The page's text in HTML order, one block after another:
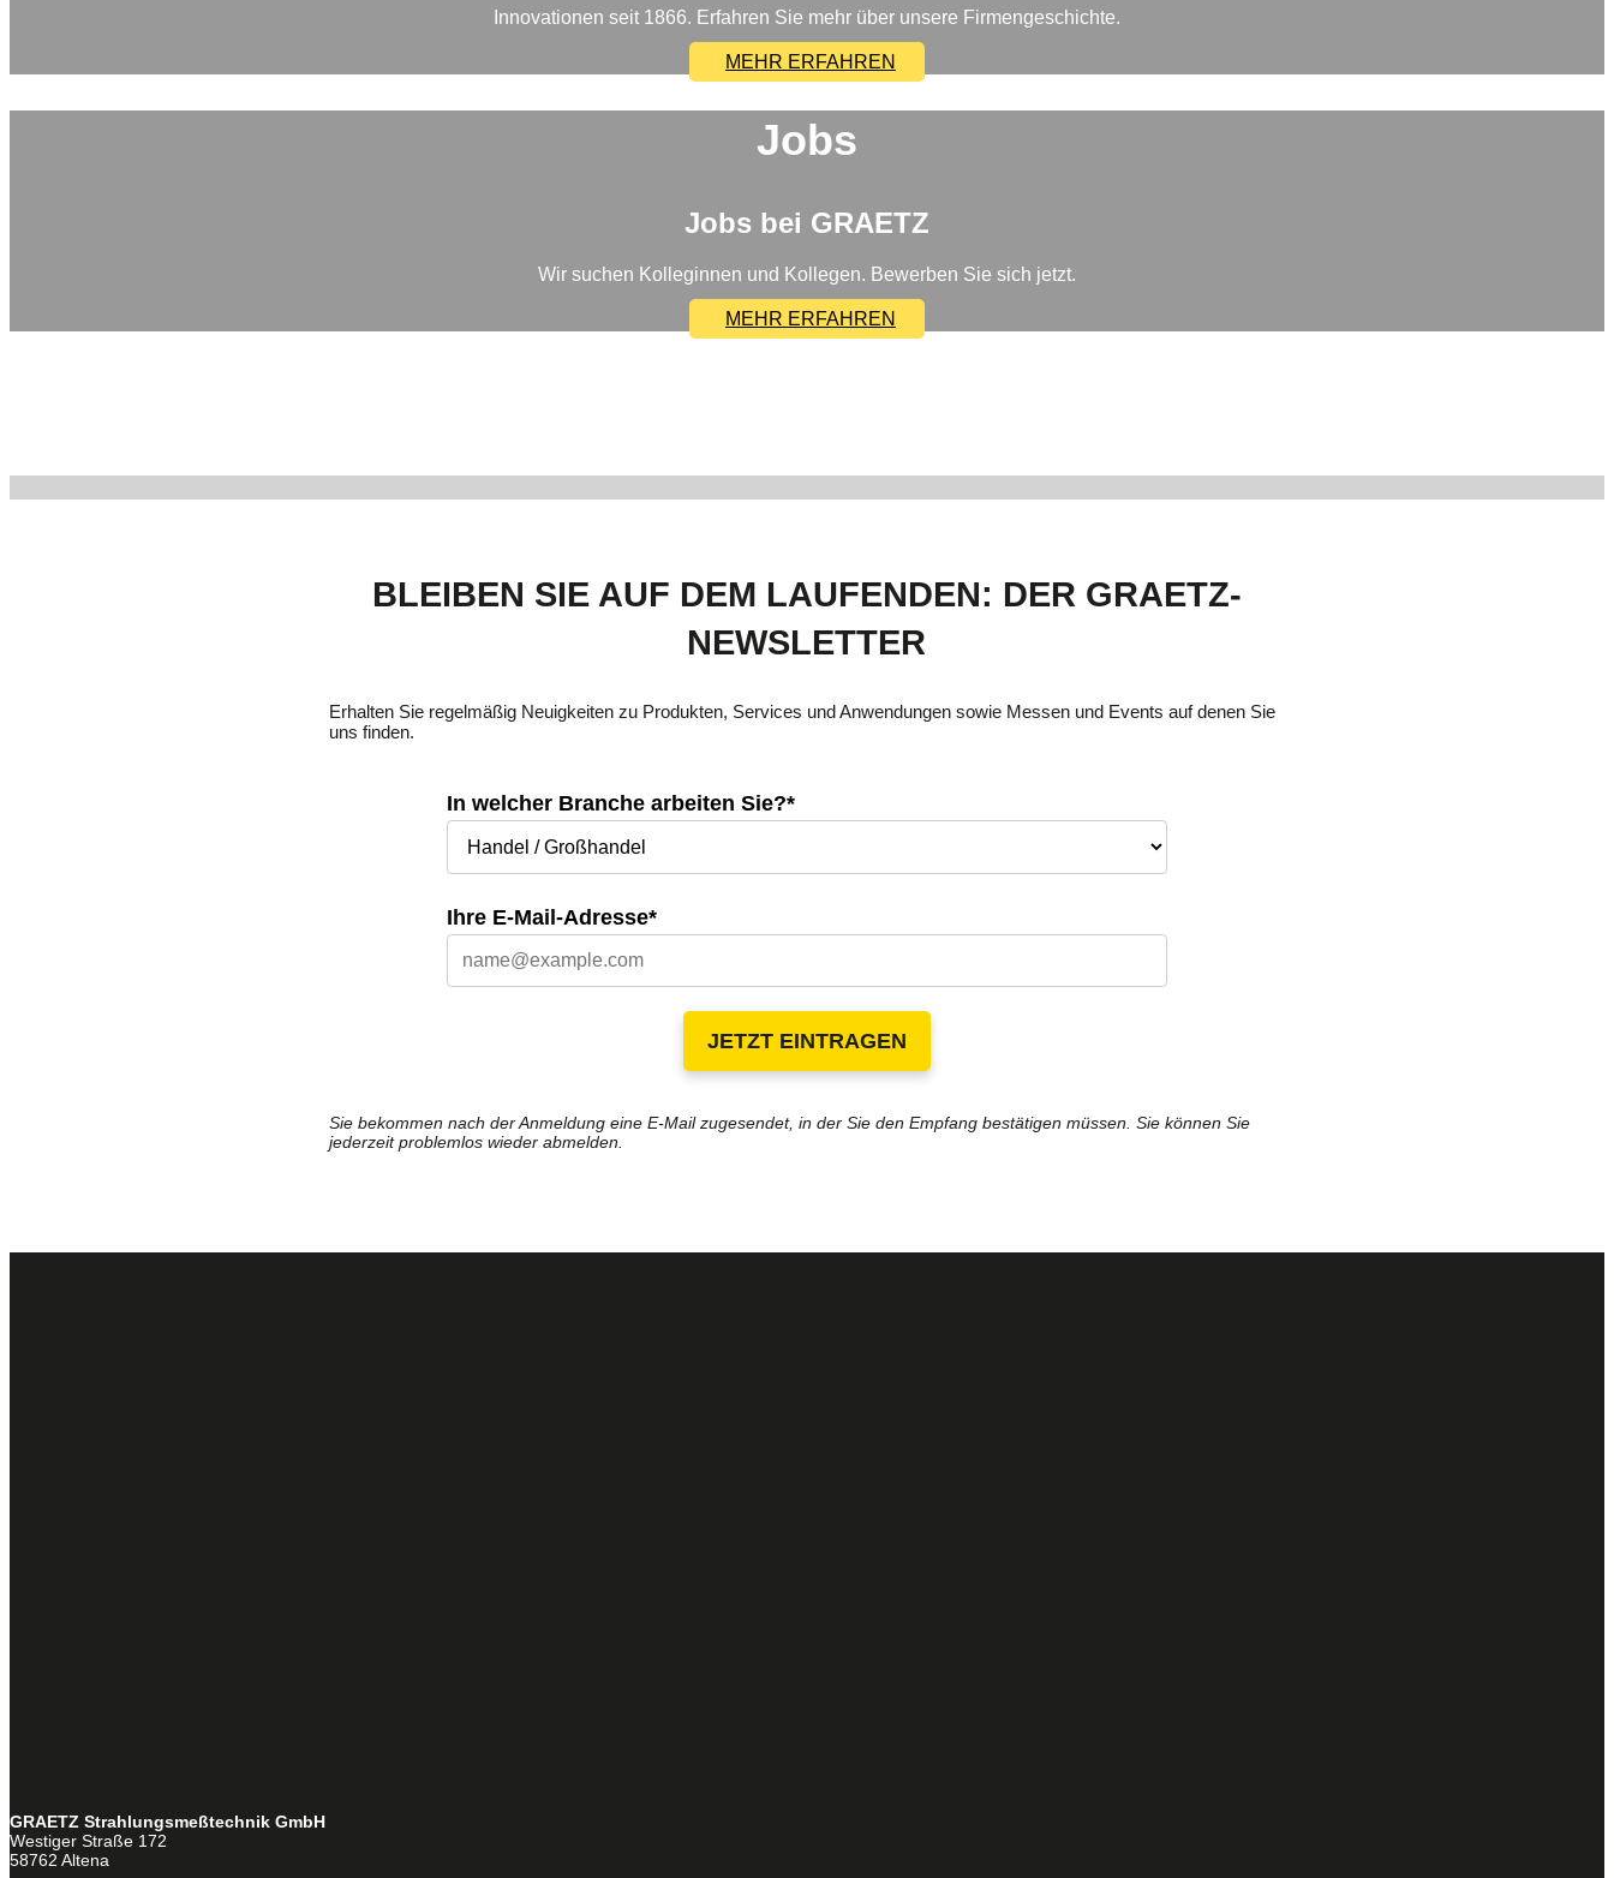
Innovationen seit 1866. Erfahren Sie mehr über unsere Firmengeschichte.
MEHR ERFAHREN
Jobs
Jobs bei GRAETZ
Wir suchen Kolleginnen und Kollegen. Bewerben Sie sich jetzt.
MEHR ERFAHREN
BLEIBEN SIE AUF DEM LAUFENDEN: DER GRAETZ-
NEWSLETTER
Erhalten Sie regelmäßig Neuigkeiten zu Produkten, Services und Anwendungen sowie Messen und Events auf denen Sie
uns finden.
In welcher Branche arbeiten Sie?*
Ihre E-Mail-Adresse*
JETZT EINTRAGEN
Sie bekommen nach der Anmeldung eine E-Mail zugesendet, in der Sie den Empfang bestätigen müssen. Sie können Sie
jederzeit problemlos wieder abmelden.
GRAETZ Strahlungsmeßtechnik GmbH
Westiger Straße 172
58762 Altena